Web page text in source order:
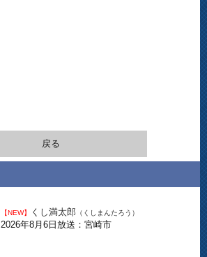
戻る
【NEW】 くし満太郎 （くしまんたろう）
2026年8月6日放送：宮崎市